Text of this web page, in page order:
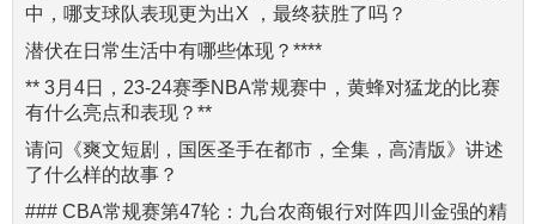
中，哪支球队表现更为出X ，最终获胜了吗？
潜伏在日常生活中有哪些体现？****
** 3月4日，23-24赛季NBA常规赛中，黄蜂对猛龙的比赛
有什么亮点和表现？**
请问《爽文短剧，国医圣手在都市，全集，高清版》讲述
了什么样的故事？
### CBA常规赛第47轮：九台农商银行对阵四川金强的精